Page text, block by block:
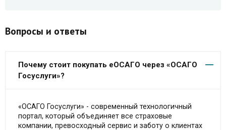
Вопросы и ответы
Почему стоит покупать еОСАГО через «ОСАГО
Госуслуги»?
«ОСАГО Госуслуги» - современный технологичный
портал, который объединяет все страховые
компании, превосходный сервис и заботу о клиентах